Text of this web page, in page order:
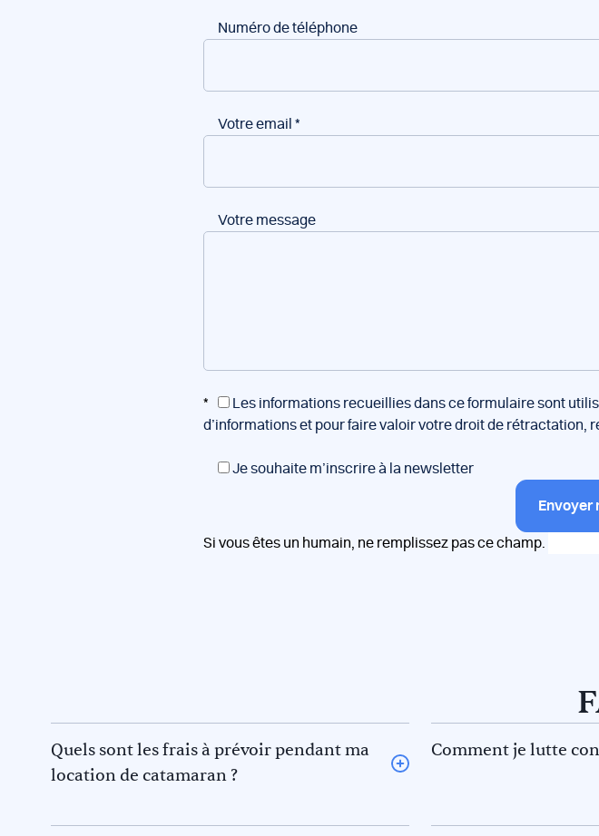
Numéro de téléphone
Votre email *
Votre message
*
Les informations recueillies dans ce formulaire sont
d’informations et pour faire valoir votre droit de rétractation,
Je souhaite m’inscrire à la newsletter
Envoyer
Si vous êtes un humain, ne remplissez pas ce champ.
Quels sont les frais à prévoir pendant ma
location de catamaran ?
Comment je lutte